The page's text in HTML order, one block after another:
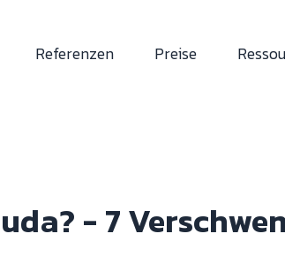
Referenzen Preise
- 7